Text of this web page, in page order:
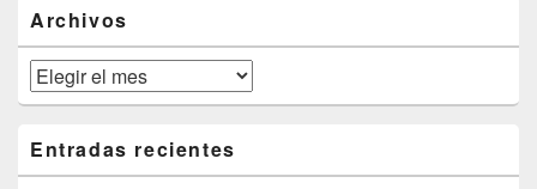
lateral
primaria
Archivos
Archivos
Entradas recientes